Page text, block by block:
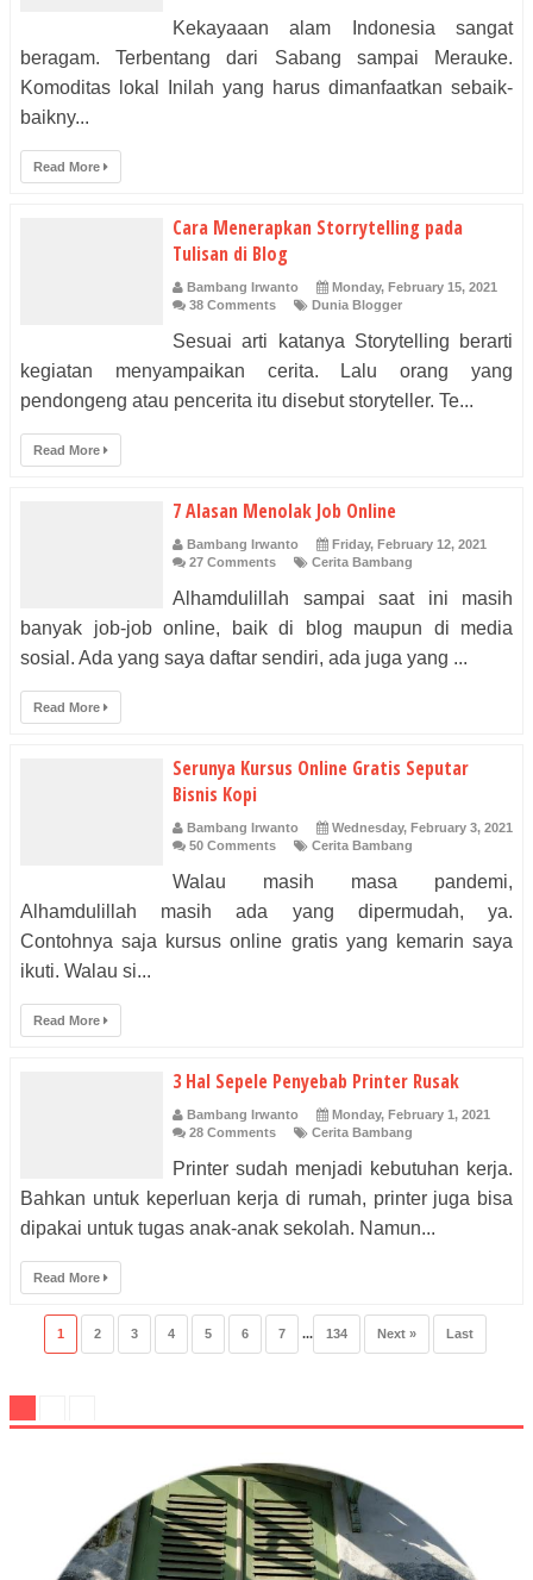
Kekayaaan alam Indonesia sangat
beragam. Terbentang dari Sabang sampai Merauke.
Komoditas lokal Inilah yang harus dimanfaatkan sebaik-
baikny...
Read More
Cara Menerapkan Storrytelling pada
Tulisan di Blog
Bambang Irwanto
Monday, February 15, 2021
38 Comments
Dunia Blogger
Sesuai arti katanya Storytelling berarti
kegiatan menyampaikan cerita. Lalu orang yang
pendongeng atau pencerita itu disebut storyteller. Te...
Read More
7 Alasan Menolak Job Online
Bambang Irwanto
Friday, February 12, 2021
27 Comments
Cerita Bambang
Alhamdulillah sampai saat ini masih
banyak job-job online, baik di blog maupun di media
sosial. Ada yang saya daftar sendiri, ada juga yang ...
Read More
Serunya Kursus Online Gratis Seputar
Bisnis Kopi
Bambang Irwanto
Wednesday, February 3, 2021
50 Comments
Cerita Bambang
Walau masih masa pandemi,
Alhamdulillah masih ada yang dipermudah, ya.
Contohnya saja kursus online gratis yang kemarin saya
ikuti. Walau si...
Read More
3 Hal Sepele Penyebab Printer Rusak
Bambang Irwanto
Monday, February 1, 2021
28 Comments
Cerita Bambang
Printer sudah menjadi kebutuhan kerja.
Bahkan untuk keperluan kerja di rumah, printer juga bisa
dipakai untuk tugas anak-anak sekolah. Namun...
Read More
1 2 3 4 5 6 7 ... 134 Next » Last